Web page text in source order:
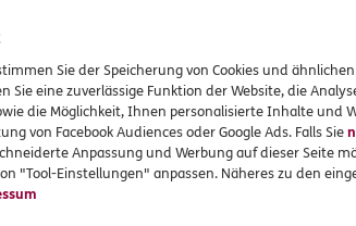
LinkedIn
Sie der Speicherung von Cookies und
Sie eine zuverlässige Funktion der Website, die
die Möglichkeit, Ihnen personalisierte Inhalte und
von Facebook Audiences oder Google Ads. Falls Sie
Anpassung und Werbung auf dieser Seite
"Tool-Einstellungen" anpassen. Näheres zu den